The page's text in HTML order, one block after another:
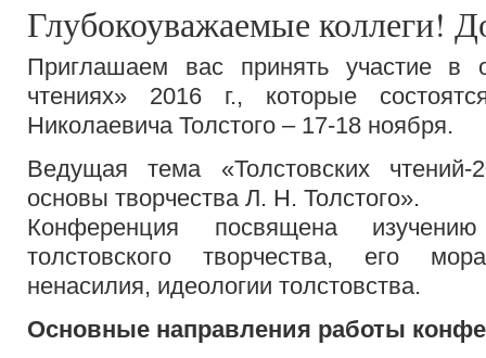
Глубокоуважаемые коллеги!
Приглашаем вас принять участие в
чтениях» 2016 г., которые
Николаевича Толстого – 17-18 ноября.
Ведущая тема «Толстовских
основы творчества Л. Н. Толстого».
Конференция посвящена
толстовского творчества, его
ненасилия, идеологии толстовства.
Основные направления работы